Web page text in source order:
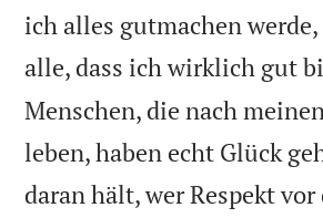
ich alles gutmachen
alle, dass ich wirklich gut
Menschen, die nach
leben, haben echt Glück
daran hält, wer Respekt